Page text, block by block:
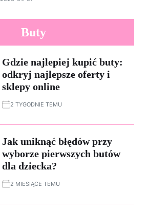
Buty
Gdzie najlepiej kupić buty:
odkryj najlepsze oferty i
sklepy online
2 TYGODNIE TEMU
Jak uniknąć błędów przy
wyborze pierwszych butów
dla dziecka?
2 MIESIĄCE TEMU